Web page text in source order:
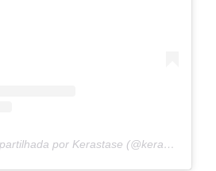
Uma postagem compartilhada por Kerastase (@kerastase_official)